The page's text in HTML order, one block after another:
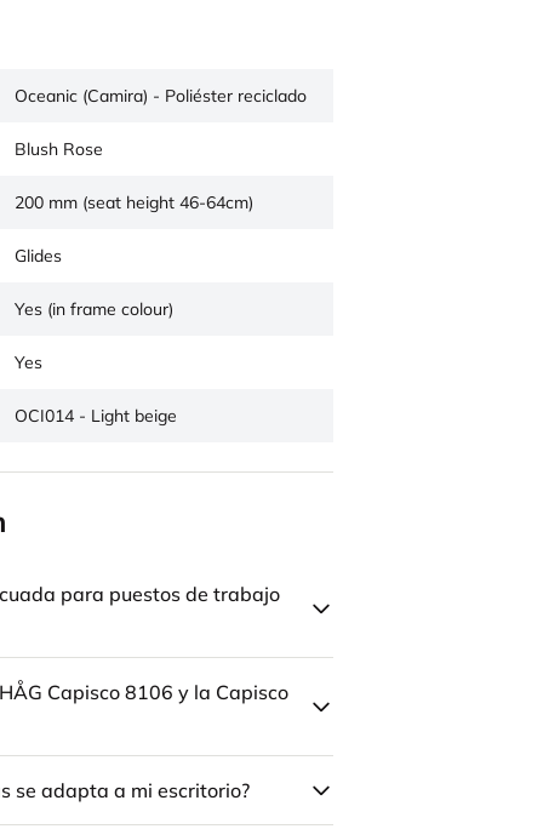
Oceanic (Camira) - Poliéster reciclado
Blush Rose
200 mm (seat height 46-64cm)
Glides
Yes (in frame colour)
Yes
OCI014 - Light beige
para puestos de trabajo
Capisco 8106 y la Capisco
se adapta a mi escritorio?